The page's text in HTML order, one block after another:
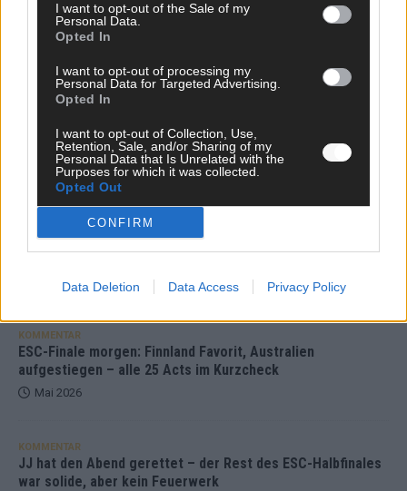
I want to opt-out of the Sale of my
Personal Data.
Opted In
I want to opt-out of processing my
Personal Data for Targeted Advertising.
Opted In
I want to opt-out of Collection, Use,
Retention, Sale, and/or Sharing of my
Personal Data that Is Unrelated with the
Purposes for which it was collected.
Opted Out
CONFIRM
Data Deletion Data Access Privacy Policy
DARA gewinnt verdient, Israel beunruhigend –
unser Kommentar zum ESC 2026
KOMMENTAR
Mai 2026
KOMMENTAR
ESC-Finale morgen: Finnland Favorit, Australien
aufgestiegen – alle 25 Acts im Kurzcheck
Mai 2026
KOMMENTAR
JJ hat den Abend gerettet – der Rest des ESC-Halbfinales
war solide, aber kein Feuerwerk